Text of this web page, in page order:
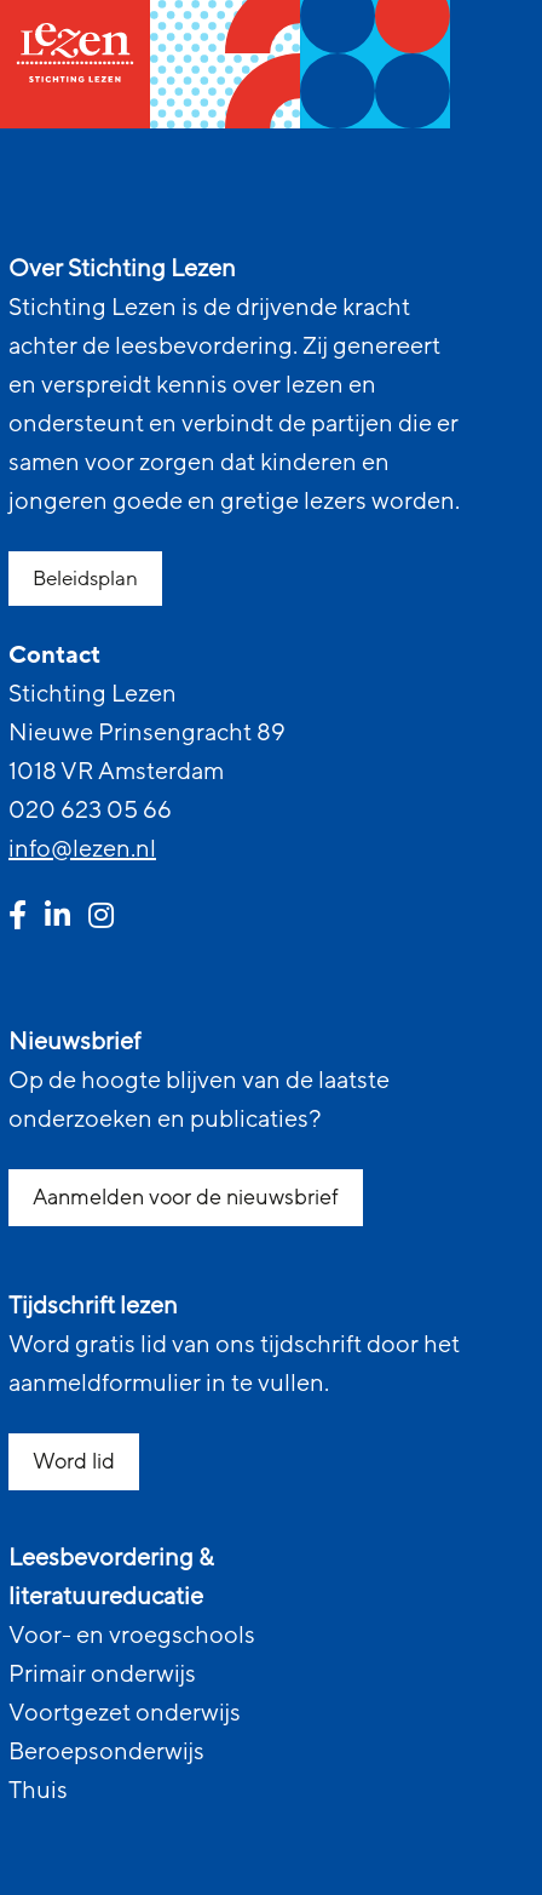
Over Stichting Lezen
Stichting Lezen is de drijvende kracht
achter de leesbevordering. Zij genereert
en verspreidt kennis over lezen en
ondersteunt en verbindt de partijen die er
samen voor zorgen dat kinderen en
jongeren goede en gretige lezers worden.
Beleidsplan
Contact
Stichting Lezen
Nieuwe Prinsengracht 89
1018 VR Amsterdam
020 623 05 66
info@lezen.nl
Nieuwsbrief
Op de hoogte blijven van de laatste
onderzoeken en publicaties?
Aanmelden voor de nieuwsbrief
Tijdschrift lezen
Word gratis lid van ons tijdschrift door het
aanmeldformulier in te vullen.
Word lid
Leesbevordering &
literatuureducatie
Voor- en vroegschools
Primair onderwijs
Voortgezet onderwijs
Beroepsonderwijs
Thuis